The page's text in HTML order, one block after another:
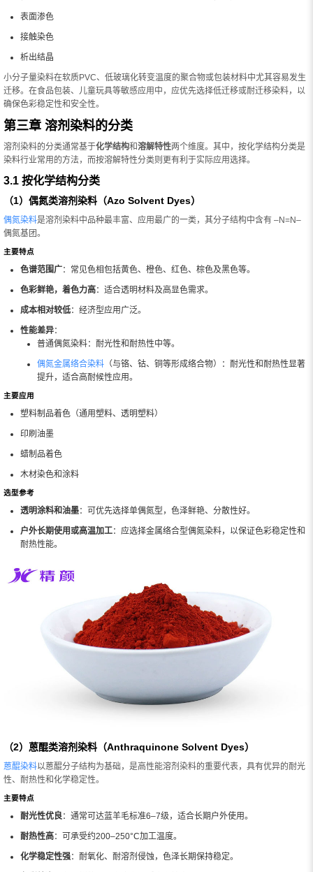
表面渗色
接触染色
析出结晶
小分子量染料在软质PVC、低玻璃化转变温度的聚合物或包装材料中尤其容易发生
迁移。在食品包装、儿童玩具等敏感应用中，应优先选择低迁移或耐迁移染料，以
确保色彩稳定性和安全性。
第三章 溶剂染料的分类
溶剂染料的分类通常基于化学结构和溶解特性两个维度。其中，按化学结构分类是
染料行业常用的方法，而按溶解特性分类则更有利于实际应用选择。
3.1 按化学结构分类
（1）偶氮类溶剂染料（Azo Solvent Dyes）
偶氮染料是溶剂染料中品种最丰富、应用最广的一类，其分子结构中含有 –N=N–
偶氮基团。
主要特点
色谱范围广：常见色相包括黄色、橙色、红色、棕色及黑色等。
色彩鲜艳，着色力高：适合透明材料及高显色需求。
成本相对较低：经济型应用广泛。
性能差异：
普通偶氮染料：耐光性和耐热性中等。
偶氮金属络合染料 （与铬、钴、铜等形成络合物）：耐光性和耐热性显著
提升，适合高耐候性应用。
主要应用
塑料制品着色（通用塑料、透明塑料）
印刷油墨
蜡制品着色
木材染色和涂料
选型参考
透明涂料和油墨：可优先选择单偶氮型，色泽鲜艳、分散性好。
户外长期使用或高温加工：应选择金属络合型偶氮染料，以保证色彩稳定性和
耐热性能。
（2）蒽醌类溶剂染料（Anthraquinone Solvent Dyes）
蒽醌染料以蒽醌分子结构为基础，是高性能溶剂染料的重要代表，具有优异的耐光
性、耐热性和化学稳定性。
主要特点
耐光性优良：通常可达蓝羊毛标准6–7级，适合长期户外使用。
耐热性高：可承受约200–250°C加工温度。
化学稳定性强：耐氧化、耐溶剂侵蚀，色泽长期保持稳定。